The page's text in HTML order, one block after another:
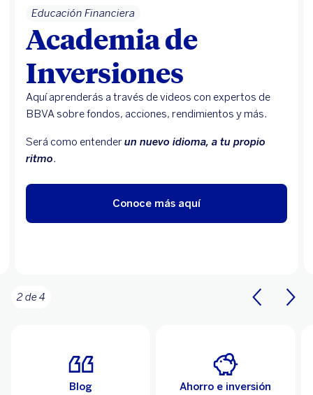
Educación Financiera
Academia de
Inversiones
Aquí aprenderás a través de videos con expertos de
BBVA sobre fondos, acciones, rendimientos y más.
Será como entenderun nuevo idioma, a tu propio
ritmo.
Conoce más aquí
2 de 4
Blog Ahorro e inversión